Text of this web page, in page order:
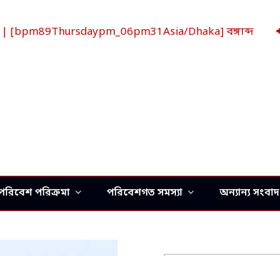
[bpm89Thursdaypm_06pm31Asia/Dhaka] বঙ্গাব্দ
পরিক্রমা পরিবেশগত সমস্যা অন্যান্য সংবাদ